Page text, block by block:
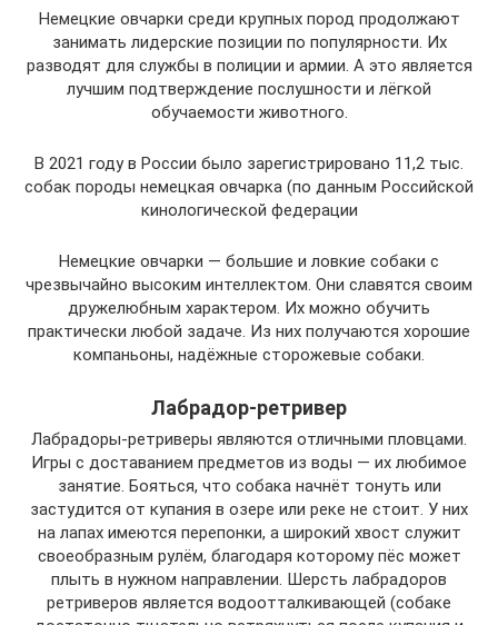
Немецкие овчарки среди крупных пород продолжают
занимать лидерские позиции по популярности. Их
разводят для службы в полиции и армии. А это является
лучшим подтверждение послушности и лёгкой
обучаемости животного.
В 2021 году в России было зарегистрировано 11,2 тыс.
собак породы немецкая овчарка (по данным Российской
кинологической федерации
Немецкие овчарки — большие и ловкие собаки с
чрезвычайно высоким интеллектом. Они славятся своим
дружелюбным характером. Их можно обучить
практически любой задаче. Из них получаются хорошие
компаньоны, надёжные сторожевые собаки.
Лабрадор-ретривер
Лабрадоры-ретриверы являются отличными пловцами.
Игры с доставанием предметов из воды — их любимое
занятие. Бояться, что собака начнёт тонуть или
застудится от купания в озере или реке не стоит. У них
на лапах имеются перепонки, а широкий хвост служит
своеобразным рулём, благодаря которому пёс может
плыть в нужном направлении. Шерсть лабрадоров
ретриверов является водоотталкивающей (собаке